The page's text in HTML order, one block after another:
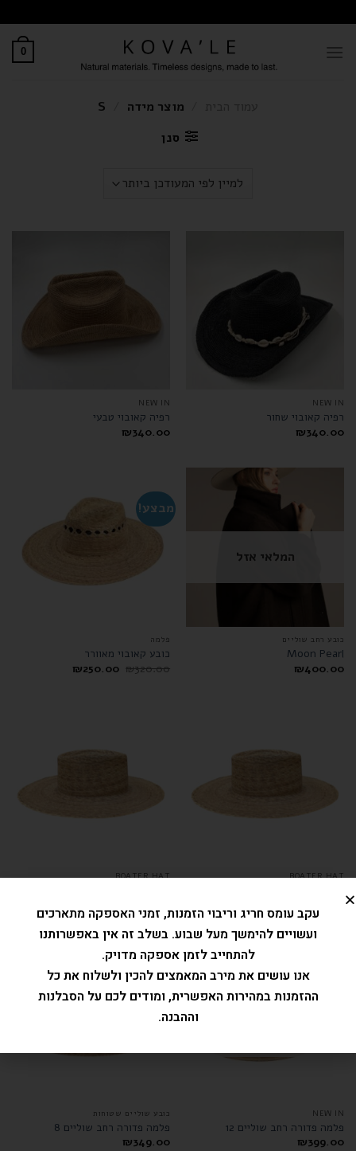
0
מוצר מידה
סנן
NEW IN
רפיה קאובוי שחור
₪340.00
NEW IN
רפיה קאובוי טבעי
₪340.00
המלאי אזל
כובע רחב שוליים
Moon Pearl
₪400.00
מבצע!
פלמה
כובע קאובוי מאוורר
₪320.00
₪250.00
BOATER HAT
BOATER HAT
NEW IN
פלמה פדורה רחב שוליים 12
₪399.00
כובע שוליים שטוחות
פלמה פדורה רחב שוליים 8
₪349.00
עקב עומס חריג וריבוי הזמנות, זמני האספקה מתארכים
ועשויים להימשך מעל שבוע. בשלב זה אין באפשרותנו
להתחייב לזמן אספקה מדויק.
אנו עושים את מירב המאמצים להכין ולשלוח את כל
ההזמנות במהירות האפשרית, ומודים לכם על הסבלנות
וההבנה.